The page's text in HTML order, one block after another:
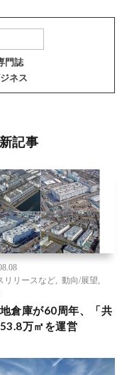
門誌
ネス
記事
リリースなど
動向/展望
倉庫が60周年、「共
万㎡を運営